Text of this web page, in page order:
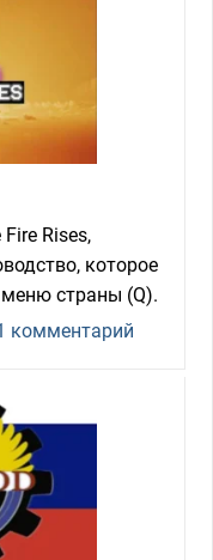
Rises,
которое
страны (Q).
комментарий